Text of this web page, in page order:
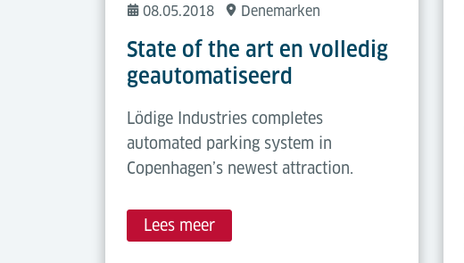
08.05.2018 Denemarken
State of the art en volledig
geautomatiseerd
Lödige Industries completes
automated parking system in
Copenhagen’s newest attraction.
Lees meer